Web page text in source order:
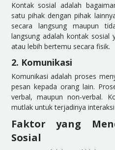
Kontak sosial adalah
satu pihak dengan pihak
secara langsung maupun
langsung adalah kontak
atau lebih bertemu secara fisik.
2. Komunikasi
Komunikasi adalah proses
pesan kepada orang lain.
verbal, maupun non-verbal.
mutlak untuk terjadinya
Faktor yang
Sosial